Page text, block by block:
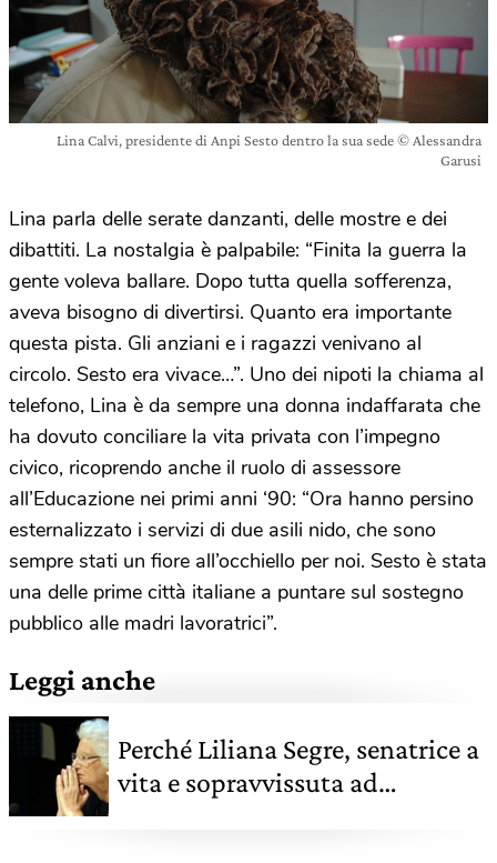
Lina Calvi, presidente di Anpi Sesto dentro la sua sede © Alessandra
Garusi
Lina parla delle serate danzanti, delle mostre e dei
dibattiti. La nostalgia è palpabile: “Finita la guerra la
gente voleva ballare. Dopo tutta quella sofferenza,
aveva bisogno di divertirsi. Quanto era importante
questa pista. Gli anziani e i ragazzi venivano al
circolo. Sesto era vivace…”. Uno dei nipoti la chiama al
telefono, Lina è da sempre una donna indaffarata che
ha dovuto conciliare la vita privata con l’impegno
civico, ricoprendo anche il ruolo di assessore
all’Educazione nei primi anni ‘90: “Ora hanno persino
esternalizzato i servizi di due asili nido, che sono
sempre stati un fiore all’occhiello per noi. Sesto è stata
una delle prime città italiane a puntare sul sostegno
pubblico alle madri lavoratrici”.
Leggi anche
Perché Liliana Segre, senatrice a
vita e sopravvissuta ad